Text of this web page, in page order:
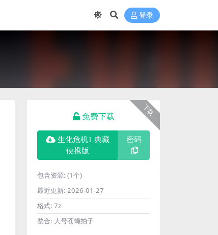
登录
下载
免费下载
生化危机1 典藏
便携版
密码
包含资源: (1个)
最近更新: 2026-01-27
格式: 7z
整合: 大号苍蝇拍子